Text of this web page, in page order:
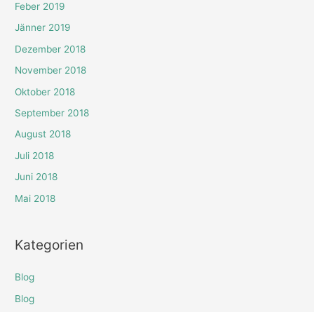
Feber 2019
Jänner 2019
Dezember 2018
November 2018
Oktober 2018
September 2018
August 2018
Juli 2018
Juni 2018
Mai 2018
Kategorien
Blog
Blog